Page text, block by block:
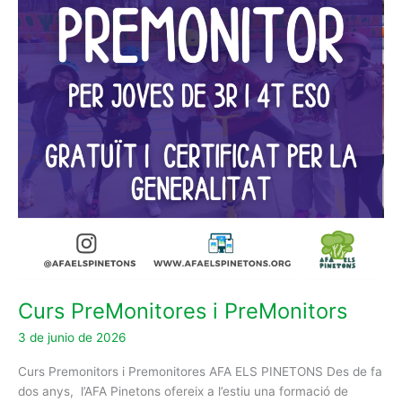
Curs PreMonitores i PreMonitors
3 de junio de 2026
Curs Premonitors i Premonitores AFA ELS PINETONS Des de fa
dos anys, l’AFA Pinetons ofereix a l’estiu una formació de